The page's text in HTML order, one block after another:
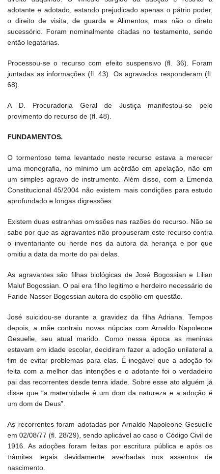
adotante e adotado, estando prejudicado apenas o pátrio poder,
o direito de visita, de guarda e Alimentos, mas não o direto
sucessório. Foram nominalmente citadas no testamento, sendo
então legatárias.
Processou-se o recurso com efeito suspensivo (fl. 36). Foram
juntadas as informações (fl. 43). Os agravados responderam (fl.
68).
A D. Procuradoria Geral de Justiça manifestou-se pelo
provimento do recurso de (fl. 48).
FUNDAMENTOS.
O tormentoso tema levantado neste recurso estava a merecer
uma monografia, no mínimo um acórdão em apelação, não em
um simples agravo de instrumento. Além disso, com a Emenda
Constitucional 45/2004 não existem mais condições para estudo
aprofundado e longas digressões.
Existem duas estranhas omissões nas razões do recurso. Não se
sabe por que as agravantes não propuseram este recurso contra
o inventariante ou herde nos da autora da herança e por que
omitiu a data da morte do pai delas.
As agravantes são filhas biológicas de José Bogossian e Lilian
Maluf Bogossian. O pai era filho legitimo e herdeiro necessário de
Faride Nasser Bogossian autora do espólio em questão.
José suicidou-se durante a gravidez da filha Adriana. Tempos
depois, a mãe contraiu novas núpcias com Arnaldo Napoleone
Gesuelie, seu atual marido. Como nessa época as meninas
estavam em idade escolar, decidiram fazer a adoção unilateral a
fim de evitar problemas para elas. É inegável que a adoção foi
feita com a melhor das intenções e o adotante foi o verdadeiro
pai das recorrentes desde tenra idade. Sobre esse ato alguém já
disse que “a maternidade é um dom da natureza e a adoção é
um dom de Deus”.
As recorrentes foram adotadas por Arnaldo Napoleone Gesuelle
em 02/08/77 (fl. 28/29), sendo aplicável ao caso o Código Civil de
1916. As adoções foram feitas por escritura pública e após os
trâmites legais devidamente averbadas nos assentos de
nascimento.